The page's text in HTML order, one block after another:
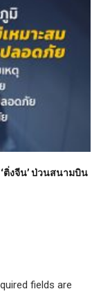
ติ่งจีน’ ป่วนสนามบิน
fields are